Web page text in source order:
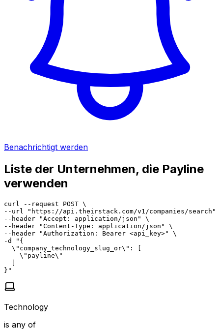
Benachrichtigt werden
Liste der Unternehmen, die Payline
verwenden
curl --request POST \
--url "https://api.theirstack.com/v1/companies/search"
--header "Accept: application/json" \
--header "Content-Type: application/json" \
--header "Authorization: Bearer <api_key>" \
-d "{
  \"company_technology_slug_or\": [
    \"payline\"
  ]
}"
Technology
is any of